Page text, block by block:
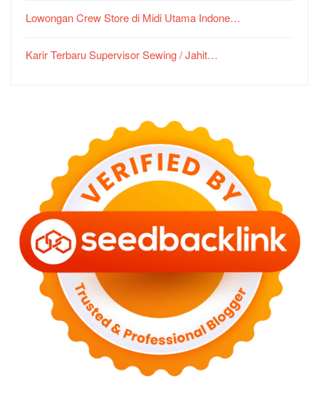
Lowongan Crew Store di Midi Utama Indone…
Karir Terbaru Supervisor Sewing / Jahit…